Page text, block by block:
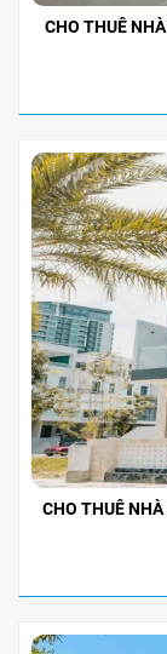
CHO THUÊ
CHO THUÊ